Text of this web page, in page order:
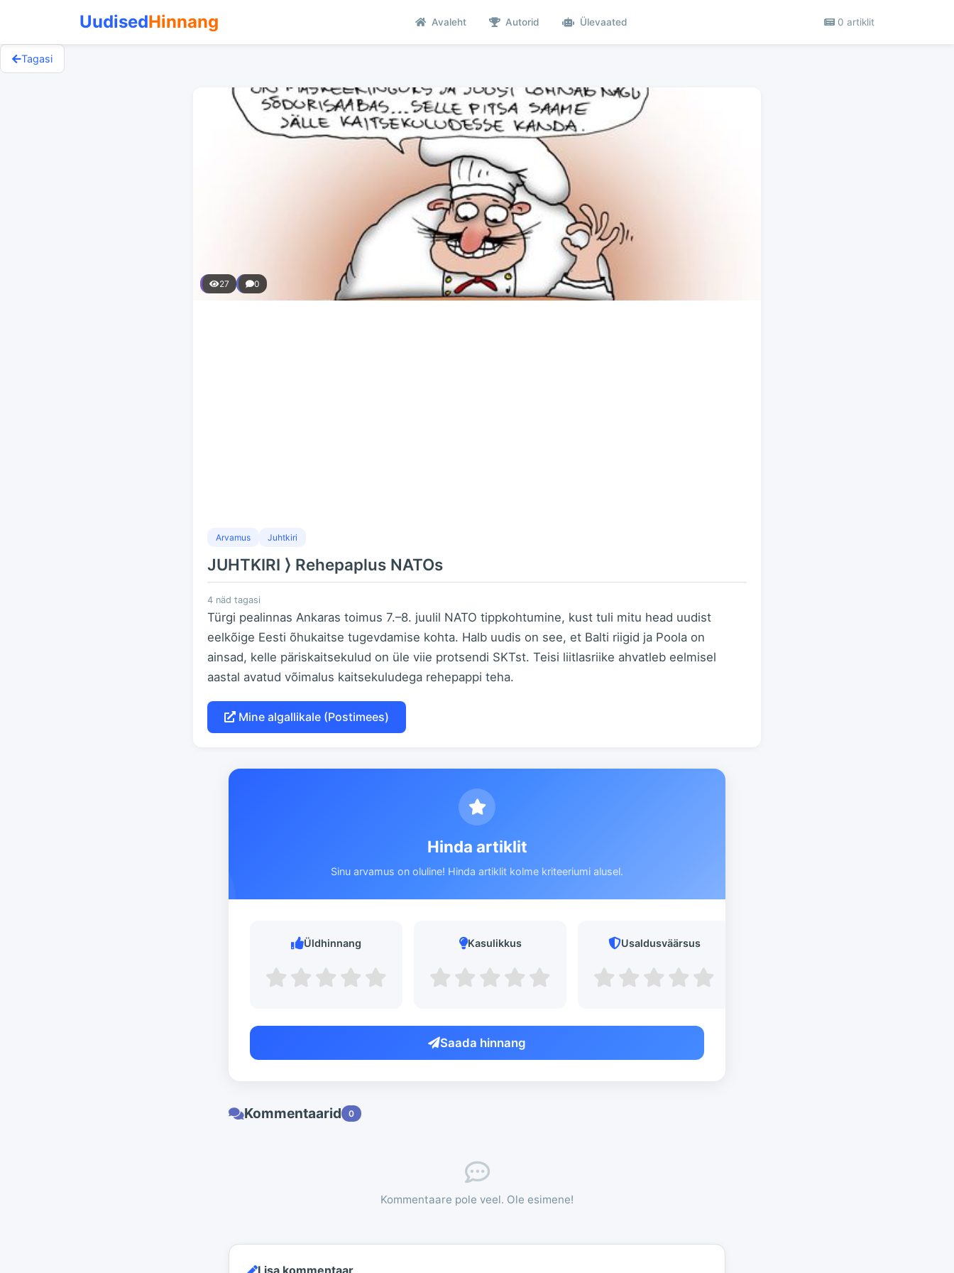
UudisedHinnang Avaleht Autorid Ülevaated 0 artiklit
Tagasi
27 0
Arvamus Juhtkiri
JUHTKIRI ⟩ Rehepaplus NATOs
4 näd tagasi
Türgi pealinnas Ankaras toimus 7.–8. juulil NATO tippkohtumine, kust tuli mitu head uudist
eelkõige Eesti õhukaitse tugevdamise kohta. Halb uudis on see, et Balti riigid ja Poola on
ainsad, kelle päriskaitsekulud on üle viie protsendi SKTst. Teisi liitlasriike ahvatleb eelmisel
aastal avatud võimalus kaitsekuludega rehepappi teha.
Mine algallikale (Postimees)
Hinda artiklit
Sinu arvamus on oluline! Hinda artiklit kolme kriteeriumi alusel.
Üldhinnang Kasulikkus Usaldusväärsus
Saada hinnang
Kommentaarid 0
Kommentaare pole veel. Ole esimene!
Lisa kommentaar